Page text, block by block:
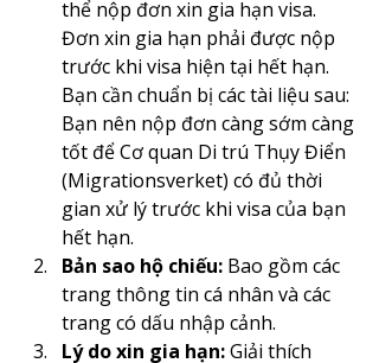
thể nộp đơn xin gia hạn visa.
Đơn xin gia hạn phải được nộp
trước khi visa hiện tại hết hạn.
Bạn cần chuẩn bị các tài liệu sau:​
Bạn nên nộp đơn càng sớm càng
tốt để Cơ quan Di trú Thụy Điển
(Migrationsverket) có đủ thời
gian xử lý trước khi visa của bạn
hết hạn.
Bản sao hộ chiếu: Bao gồm các
trang thông tin cá nhân và các
trang có dấu nhập cảnh.​
Lý do xin gia hạn: Giải thích